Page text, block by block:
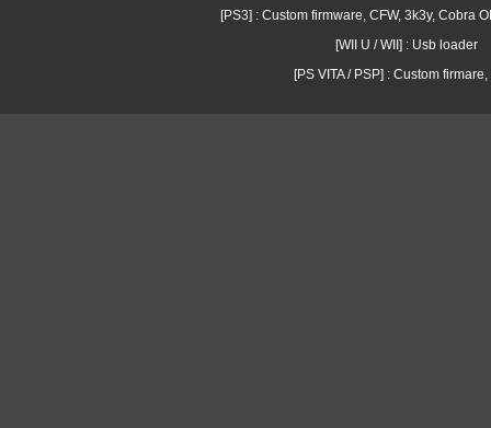
[PS3] : Custom firmware, CFW, 3k3y, Cobra
[WII U / WII] : Usb loader
[PS VITA / PSP] : Custom firmare,